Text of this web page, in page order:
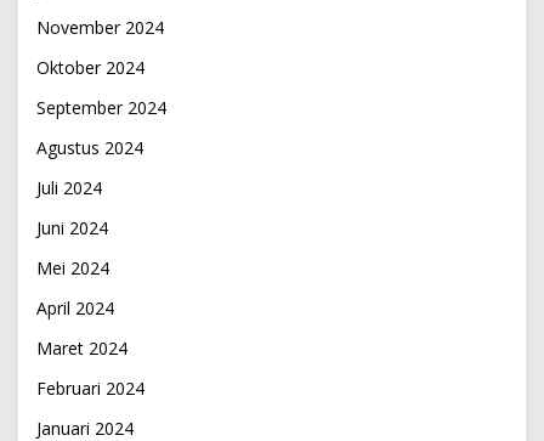
November 2024
Oktober 2024
September 2024
Agustus 2024
Juli 2024
Juni 2024
Mei 2024
April 2024
Maret 2024
Februari 2024
Januari 2024